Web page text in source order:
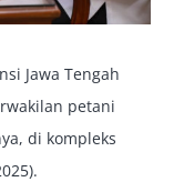
Jawa Tengah
petani
di kompleks